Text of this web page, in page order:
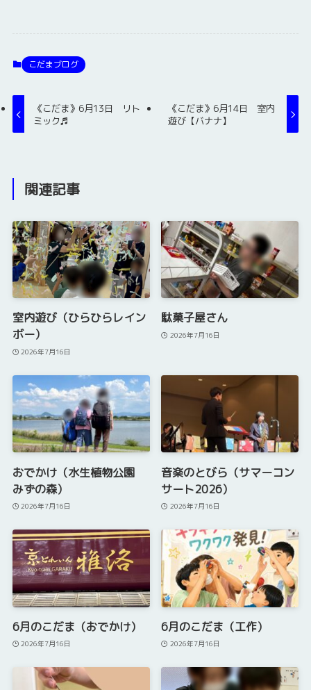
こだまブログ
《こだま》6月13日 リト
ミック♬
《こだま》6月14日 室内
遊び【バナナ】
関連記事
室内遊び（ひらひらレイン
ボー）
2026年7月16日
駄菓子屋さん
2026年7月16日
おでかけ（水生植物公園
みずの森）
2026年7月16日
音楽のとびら（サマーコン
サート2026）
2026年7月16日
6月のこだま（おでかけ）
2026年7月16日
6月のこだま（工作）
2026年7月16日